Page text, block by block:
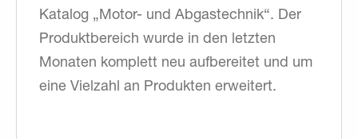
Katalog „Motor- und Abgastechnik“. Der
Produktbereich wurde in den letzten
Monaten komplett neu aufbereitet und um
eine Vielzahl an Produkten erweitert.